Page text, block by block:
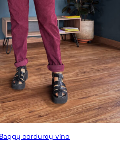
corduroy vino